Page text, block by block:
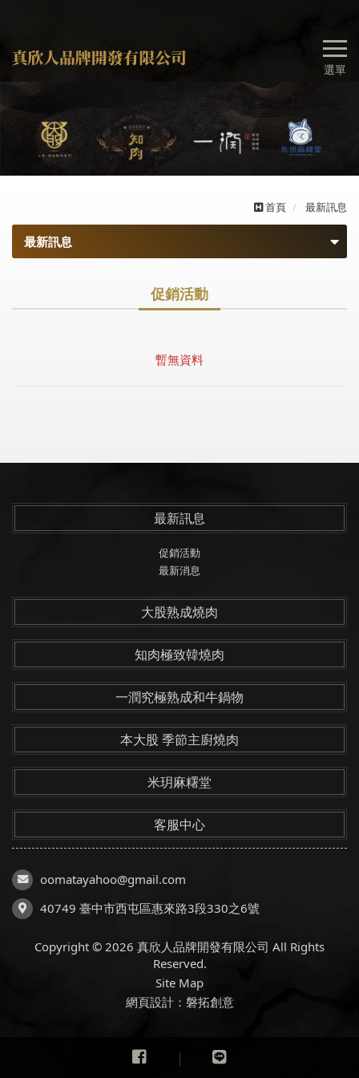
選單
首頁 最新訊息
最新訊息
促銷活動
促銷活動
暫無資料
最新訊息
促銷活動
最新消息
大股熟成燒肉
知肉極致韓燒肉
一潤究極熟成和牛鍋物
本大股 季節主廚燒肉
米玥麻糬堂
客服中心
oomatayahoo@gmail.com
40749 臺中市西屯區惠來路3段330之6號
Copyright © 2026 真欣人品牌開發有限公司 All Rights
Reserved.
Site Map
網頁設計：磐拓創意